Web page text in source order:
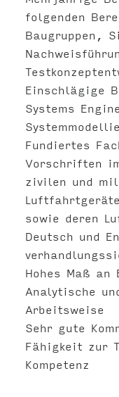
folgenden
Baugruppen,
Einschlägige
Systems
Fundiertes
Vorschriften
zivilen und
sowie deren
Deutsch und
Hohes Maß
Analytische
Arbeitsweise
Sehr gute
Fähigkeit zur
Kompetenz